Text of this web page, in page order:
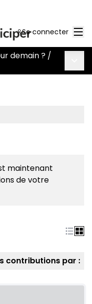
Se connecter
demain ? /
maintenant
de votre
contributions par :